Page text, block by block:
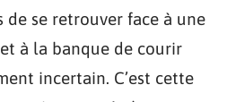
de se retrouver face à une
à la banque de courir
incertain. C’est cette